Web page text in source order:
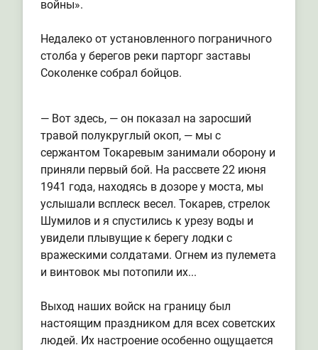
войны».
Недалеко от установленного пограничного
столба у берегов реки парторг заставы
Соколенке собрал бойцов.
— Вот здесь, — он показал на заросший
травой полукруглый окоп, — мы с
сержантом Токаревым занимали оборону и
приняли первый бой. На рассвете 22 июня
1941 года, находясь в дозоре у моста, мы
услышали всплеск весел. Токарев, стрелок
Шумилов и я спустились к урезу воды и
увидели плывущие к берегу лодки с
вражескими солдатами. Огнем из пулемета
и винтовок мы потопили их...
Выход наших войск на границу был
настоящим праздником для всех советских
людей. Их настроение особенно ощущается